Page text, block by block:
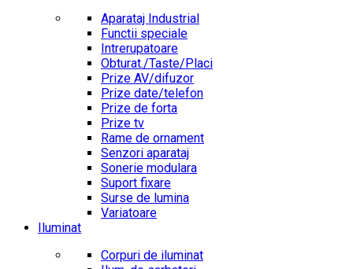
Aparataj Industrial
Functii speciale
Intrerupatoare
Obturat./Taste/Placi
Prize AV/difuzor
Prize date/telefon
Prize de forta
Prize tv
Rame de ornament
Senzori aparataj
Sonerie modulara
Suport fixare
Surse de lumina
Variatoare
Iluminat
Corpuri de iluminat